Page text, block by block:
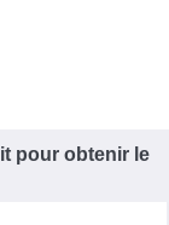
pour obtenir le